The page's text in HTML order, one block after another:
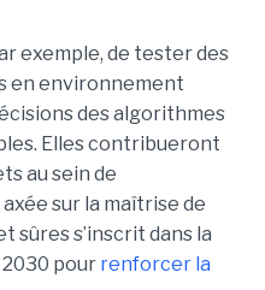
exemple, de tester des
en environnement
des algorithmes
Elles contribueront
au sein de
sur la maîtrise de
sûres s’inscrit dans la
pour renforcer la